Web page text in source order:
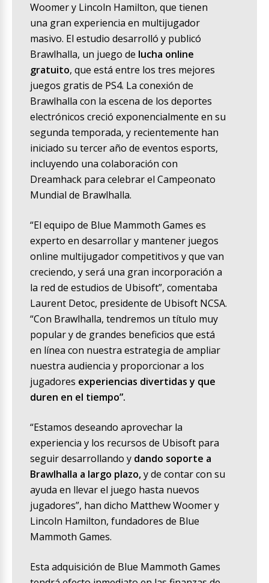
Woomer y Lincoln Hamilton, que tienen
una gran experiencia en multijugador
masivo. El estudio desarrolló y publicó
Brawlhalla, un juego de lucha online
gratuito, que está entre los tres mejores
juegos gratis de PS4. La conexión de
Brawlhalla con la escena de los deportes
electrónicos creció exponencialmente en su
segunda temporada, y recientemente han
iniciado su tercer año de eventos esports,
incluyendo una colaboración con
Dreamhack para celebrar el Campeonato
Mundial de Brawlhalla.
“El equipo de Blue Mammoth Games es
experto en desarrollar y mantener juegos
online multijugador competitivos y que van
creciendo, y será una gran incorporación a
la red de estudios de Ubisoft”, comentaba
Laurent Detoc, presidente de Ubisoft NCSA.
“Con Brawlhalla, tendremos un título muy
popular y de grandes beneficios que está
en línea con nuestra estrategia de ampliar
nuestra audiencia y proporcionar a los
jugadores experiencias divertidas y que
duren en el tiempo”.
“Estamos deseando aprovechar la
experiencia y los recursos de Ubisoft para
seguir desarrollando y dando soporte a
Brawlhalla a largo plazo,y de contar con su
ayuda en llevar el juego hasta nuevos
jugadores”, han dicho Matthew Woomer y
Lincoln Hamilton, fundadores de Blue
Mammoth Games.
Esta adquisición de Blue Mammoth Games